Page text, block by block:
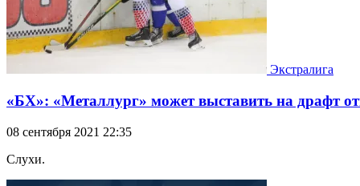
Экстралига
«БХ»: «Металлург» может выставить на драфт
08 сентября 2021 22:35
Слухи.